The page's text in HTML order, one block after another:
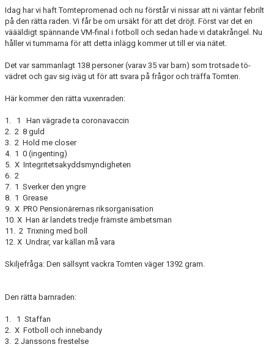
Idag har vi haft Tomtepromenad och nu förstår vi nissar att ni väntar febrilt
på den rätta raden. Vi får be om ursäkt för att det dröjt. Först var det en
väääldigt spännande VM-final i fotboll och sedan hade vi datakrångel. Nu
håller vi tummarna för att detta inlägg kommer ut till er via nätet.
Det var sammanlagt 138 personer (varav 35 var barn) som trotsade tö-
vädret och gav sig iväg ut för att svara på frågor och träffa Tomten.
Här kommer den rätta vuxenraden:
1. 1 Han vägrade ta coronavaccin
2. 2 8 guld
3. 2 Hold me closer
4. 1 0 (ingenting)
5. X Integritetsakyddsmyndigheten
6. 2
7. 1 Sverker den yngre
8. 1 Grease
9. X PRO Pensionärernas riksorganisation
10. X Han är landets tredje främste ämbetsman
11. 2 Trixning med boll
12. X Undrar, var källan må vara
Skiljefråga: Den sällsynt vackra Tomten väger 1392 gram.
Den rätta barnraden:
1. 1 Staffan
2. X Fotboll och innebandy
3. 2 Janssons frestelse